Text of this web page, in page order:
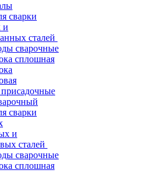
сварки
и
сталей
сварочные
сплошная
сварки
и
сталей
сварочные
сплошная